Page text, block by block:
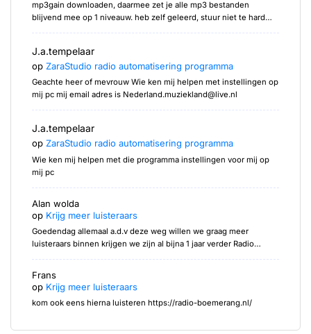
mp3gain downloaden, daarmee zet je alle mp3 bestanden
blijvend mee op 1 niveauw. heb zelf geleerd, stuur niet te hard…
J.a.tempelaar
op ZaraStudio radio automatisering programma
Geachte heer of mevrouw Wie ken mij helpen met instellingen op
mij pc mij email adres is Nederland.muziekland@live.nl
J.a.tempelaar
op ZaraStudio radio automatisering programma
Wie ken mij helpen met die programma instellingen voor mij op
mij pc
Alan wolda
op Krijg meer luisteraars
Goedendag allemaal a.d.v deze weg willen we graag meer
luisteraars binnen krijgen we zijn al bijna 1 jaar verder Radio…
Frans
op Krijg meer luisteraars
kom ook eens hierna luisteren https://radio-boemerang.nl/